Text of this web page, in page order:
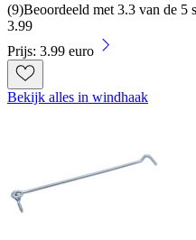
(9)Beoordeeld met 3.3 van de 5
3.99
Prijs: 3.99 euro
Bekijk alles in windhaak